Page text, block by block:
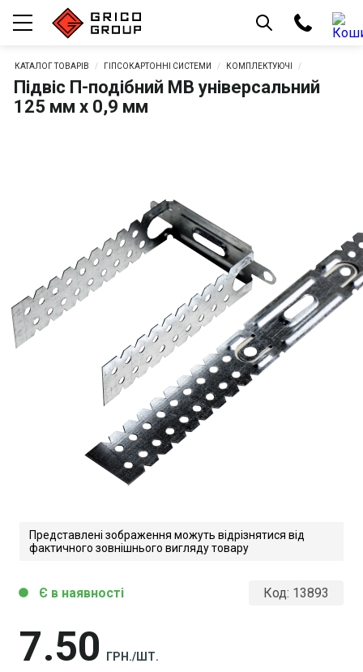
КАТАЛОГ ТОВАРІВ ГІПСОКАРТОННІ СИСТЕМИ КОМПЛЕКТУЮЧІ
Підвіс П-подібний MB універсальний
125 мм х 0,9 мм
Представлені зображення можуть відрізнятися від
фактичного зовнішнього вигляду товару
Код: 13893
7 50 ГРН./ШТ.
circle Є в наявності